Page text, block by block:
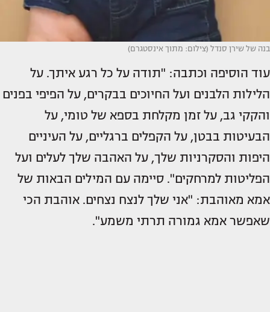
בנה של שירן סנדל (צילום: מתוך אינסטגרם)
עוד הוסיפה וכתבה: "תודה על כל רגע איתך. על
הלילות הלבנים ועל החיוכים בבקרים, על הפיפי בפנים
והקקי גב, על זמן מקלחת בספא של טומי, על
הבעיטות בבטן, על הקפלים ברגליים, על העיניים
היפות והסקרניות שלך, על האהבה שלך לעלים ועל
הפליטות למרחקים". סיימה עם המילים הבאות של
אמא מאוהבת: "אני שלך לנצח נצחים. אוהבת הכי
שאפשר אמא גמורה תרתי משמע".